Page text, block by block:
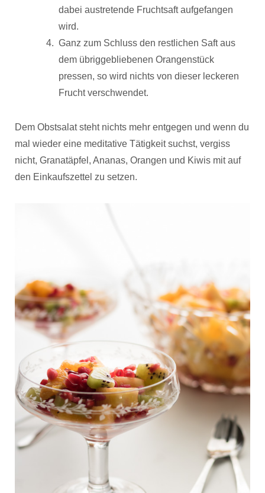
dabei austretende Fruchtsaft aufgefangen
wird.
Ganz zum Schluss den restlichen Saft aus
dem übriggebliebenen Orangenstück
pressen, so wird nichts von dieser leckeren
Frucht verschwendet.
Dem Obstsalat steht nichts mehr entgegen und wenn du
mal wieder eine meditative Tätigkeit suchst, vergiss
nicht, Granatäpfel, Ananas, Orangen und Kiwis mit auf
den Einkaufszettel zu setzen.